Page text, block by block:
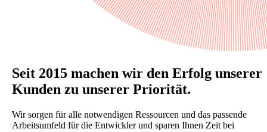
Seit 2015 machen wir den Erfolg unserer
Kunden zu unserer Priorität.
Wir sorgen für alle notwendigen Ressourcen und das passende
Arbeitsumfeld für die Entwickler und sparen Ihnen Zeit bei